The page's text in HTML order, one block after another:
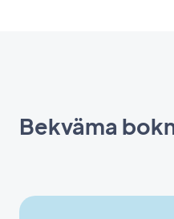
Bekväma